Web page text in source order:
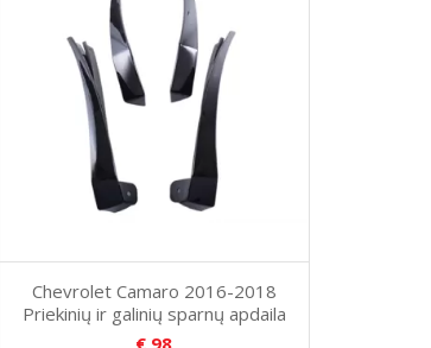
Chevrolet Camaro 2016-2018
Priekinių ir galinių sparnų apdaila
€ 98